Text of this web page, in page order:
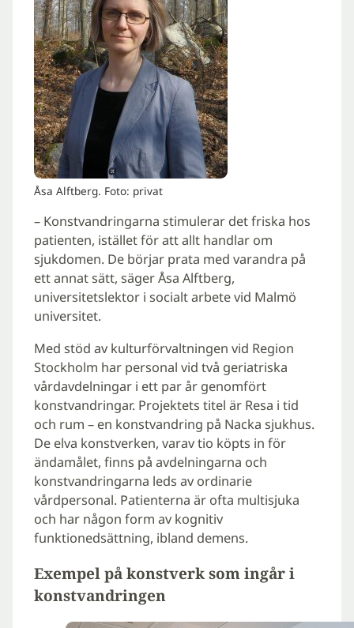
Åsa Alftberg. Foto: privat
– Konstvandringarna stimulerar det friska hos
patienten, istället för att allt handlar om
sjukdomen. De börjar prata med varandra på
ett annat sätt, säger Åsa Alftberg,
universitetslektor i socialt arbete vid Malmö
universitet.
Med stöd av kulturförvaltningen vid Region
Stockholm har personal vid två geriatriska
vårdavdelningar i ett par år genomfört
konstvandringar. Projektets titel är Resa i tid
och rum – en konstvandring på Nacka sjukhus.
De elva konstverken, varav tio köpts in för
ändamålet, finns på avdelningarna och
konstvandringarna leds av ordinarie
vårdpersonal. Patienterna är ofta multisjuka
och har någon form av kognitiv
funktionedsättning, ibland demens.
Exempel på konstverk som ingår i
konstvandringen